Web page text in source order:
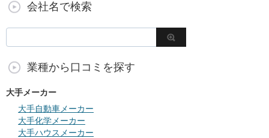
会社名で検索
業種から口コミを探す
大手メーカー
大手自動車メーカー
大手化学メーカー
大手ハウスメーカー